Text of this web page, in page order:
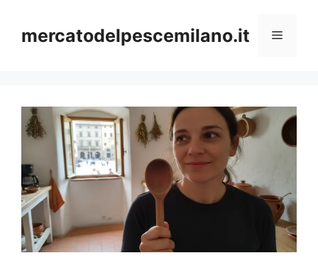
contenuto
mercatodelpescemilano.it Menu